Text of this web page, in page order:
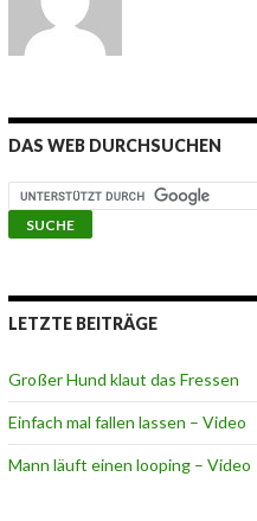
DAS WEB DURCHSUCHEN
LETZTE BEITRÄGE
Großer Hund klaut das Fressen
Einfach mal fallen lassen – Video
Mann läuft einen looping – Video